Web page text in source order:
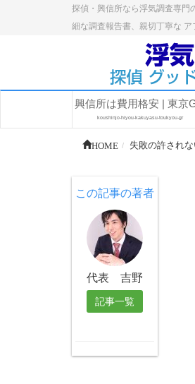
探偵・興信所なら浮気調査専門
細な調査報告書、親切丁寧な
興信所は費用格安 | 東京
koushinjo-hiyou-kakuyasu-toukyou-gr
HOME 失敗の許され
この記事の著者
代表 吉野
記事一覧